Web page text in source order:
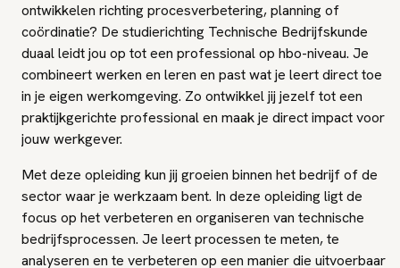
ontwikkelen richting procesverbetering, planning of
coördinatie? De studierichting Technische Bedrijfskunde
duaal leidt jou op tot een professional op hbo-niveau. Je
combineert werken en leren en past wat je leert direct toe
in je eigen werkomgeving. Zo ontwikkel jij jezelf tot een
praktijkgerichte professional en maak je direct impact voor
jouw werkgever.
Met deze opleiding kun jij groeien binnen het bedrijf of de
sector waar je werkzaam bent. In deze opleiding ligt de
focus op het verbeteren en organiseren van technische
bedrijfsprocessen. Je leert processen te meten, te
analyseren en te verbeteren op een manier die uitvoerbaar